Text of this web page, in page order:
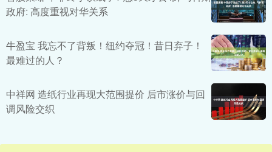
政府: 高度重视对华关系
牛盈宝 我忘不了背叛！纽约夺冠！昔日弃子！
最难过的人？
中祥网 造纸行业再现大范围提价 后市涨价与回
调风险交织